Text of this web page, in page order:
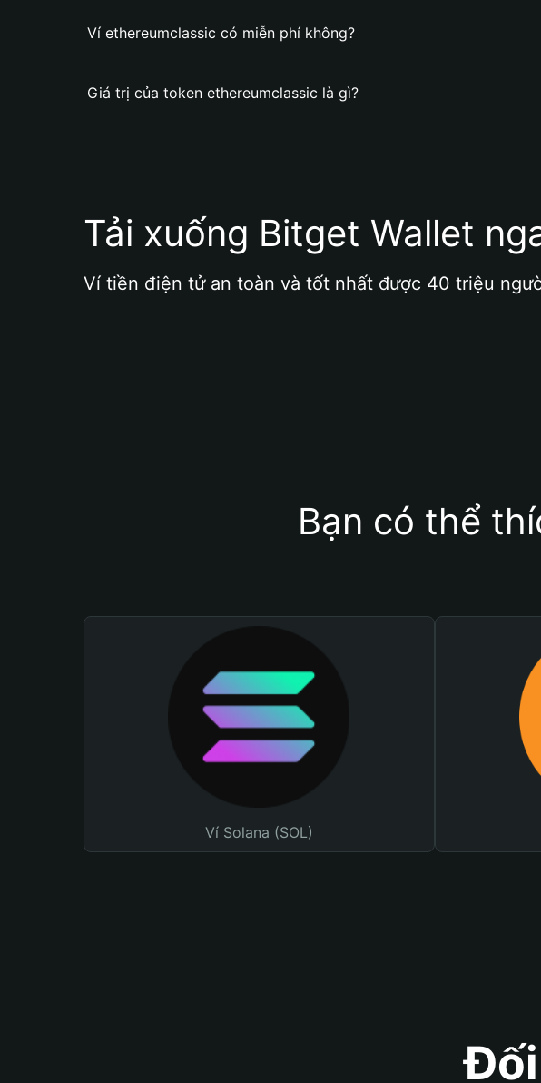
Ví ethereumclassic có miễn phí không?
Giá trị của token ethereumclassic là gì?
Tải xuống Bitget Wallet
Ví tiền điện tử an toàn và tốt nhất được 40 triệu
Bạn có thể
Ví Solana (SOL)